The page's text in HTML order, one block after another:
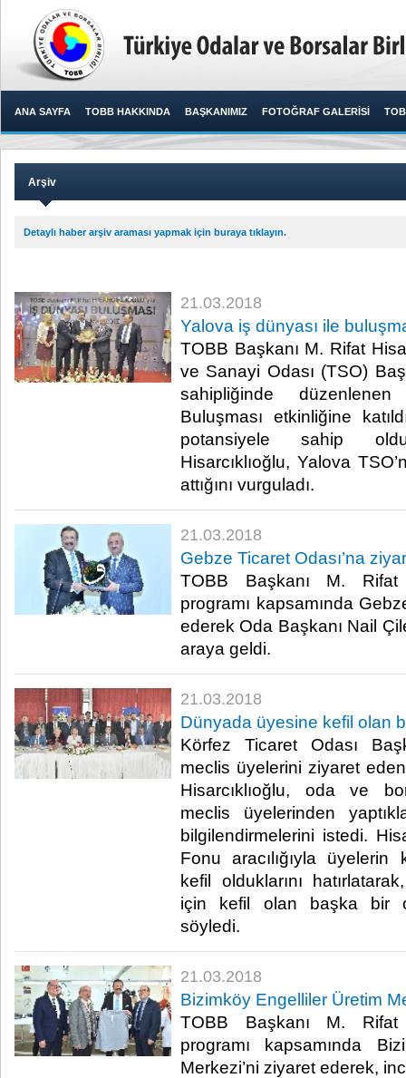
ANA SAYFA TOBB HAKKINDA BAŞKANIMIZ FOTOĞRAF GALERİSİ
Arşiv
Detaylı haber arşiv araması yapmak için buraya tıklayın.
21.03.2018
Yalova iş dünyası ile
TOBB Başkanı M. Rifat
ve Sanayi Odası (TSO)
sahipliğinde
Buluşması etkinliğine
potansiyele sahip
Hisarcıklıoğlu, Yalova
attığını vurguladı.​
21.03.2018
Gebze Ticaret Odası’na
TOBB Başkanı M. Rifat
programı kapsamında
ederek Oda Başkanı Nail
araya geldi.​
21.03.2018
Dünyada üyesine kefil olan
Körfez Ticaret Odası
meclis üyelerini ziyaret
Hisarcıklıoğlu, oda ve
meclis üyelerinden
bilgilendirmelerini istedi.
Fonu aracılığıyla üyelerin
kefil olduklarını
için kefil olan başka bir
söyledi.​
21.03.2018
Bizimköy Engelliler Üretim
TOBB Başkanı M. Rifat
programı kapsamında
Merkezi’ni ziyaret ederek,